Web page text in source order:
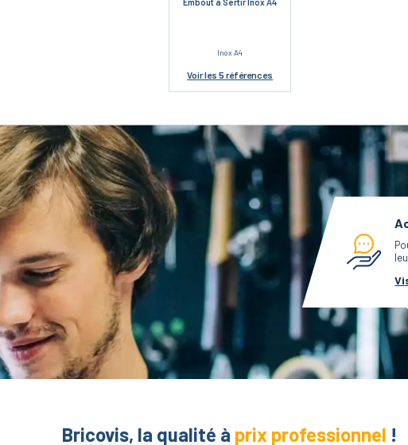
Embout à Sertir Inox A4
Inox A4
Voirles 5 références
Bricovis, la qualité à prix professionnel !